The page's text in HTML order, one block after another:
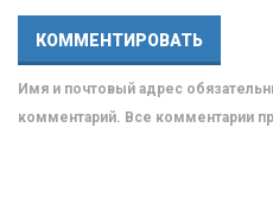
Имя и почтовый адрес
комментарий. Все комментарии